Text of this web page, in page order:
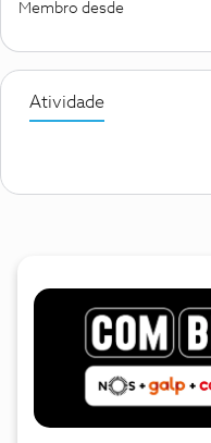
Membro desde
Atividade